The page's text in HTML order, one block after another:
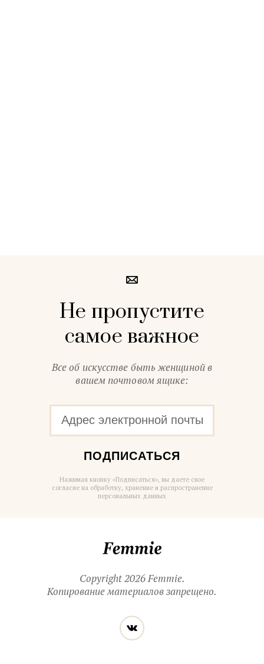
Не пропустите
самое важное
Все об искусстве быть женщиной в
вашем почтовом ящике:
ПОДПИСАТЬСЯ
Нажимая кнопку «Подписаться», вы даете свое
согласие на обработку, хранение и распространение
персональных данных
Copyright 2026 Femmie.
Копирование материалов запрещено.
Читайте
нас
в социальных